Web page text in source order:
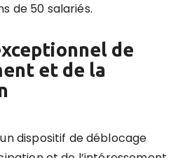
de 50 salariés.
de
et de la
dispositif de déblocage